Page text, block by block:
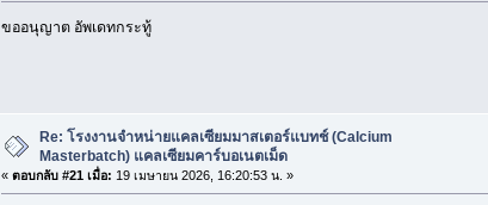
ขออนุญาต อัพเดทกระทู้
Re: โรงงานจำหน่ายแคลเซียมมาสเตอร์แบทช์ (Calcium
Masterbatch) แคลเซียมคาร์บอเนตเม็ด
« ตอบกลับ #21 เมื่อ: 19 เมษายน 2026, 16:20:53 น. »